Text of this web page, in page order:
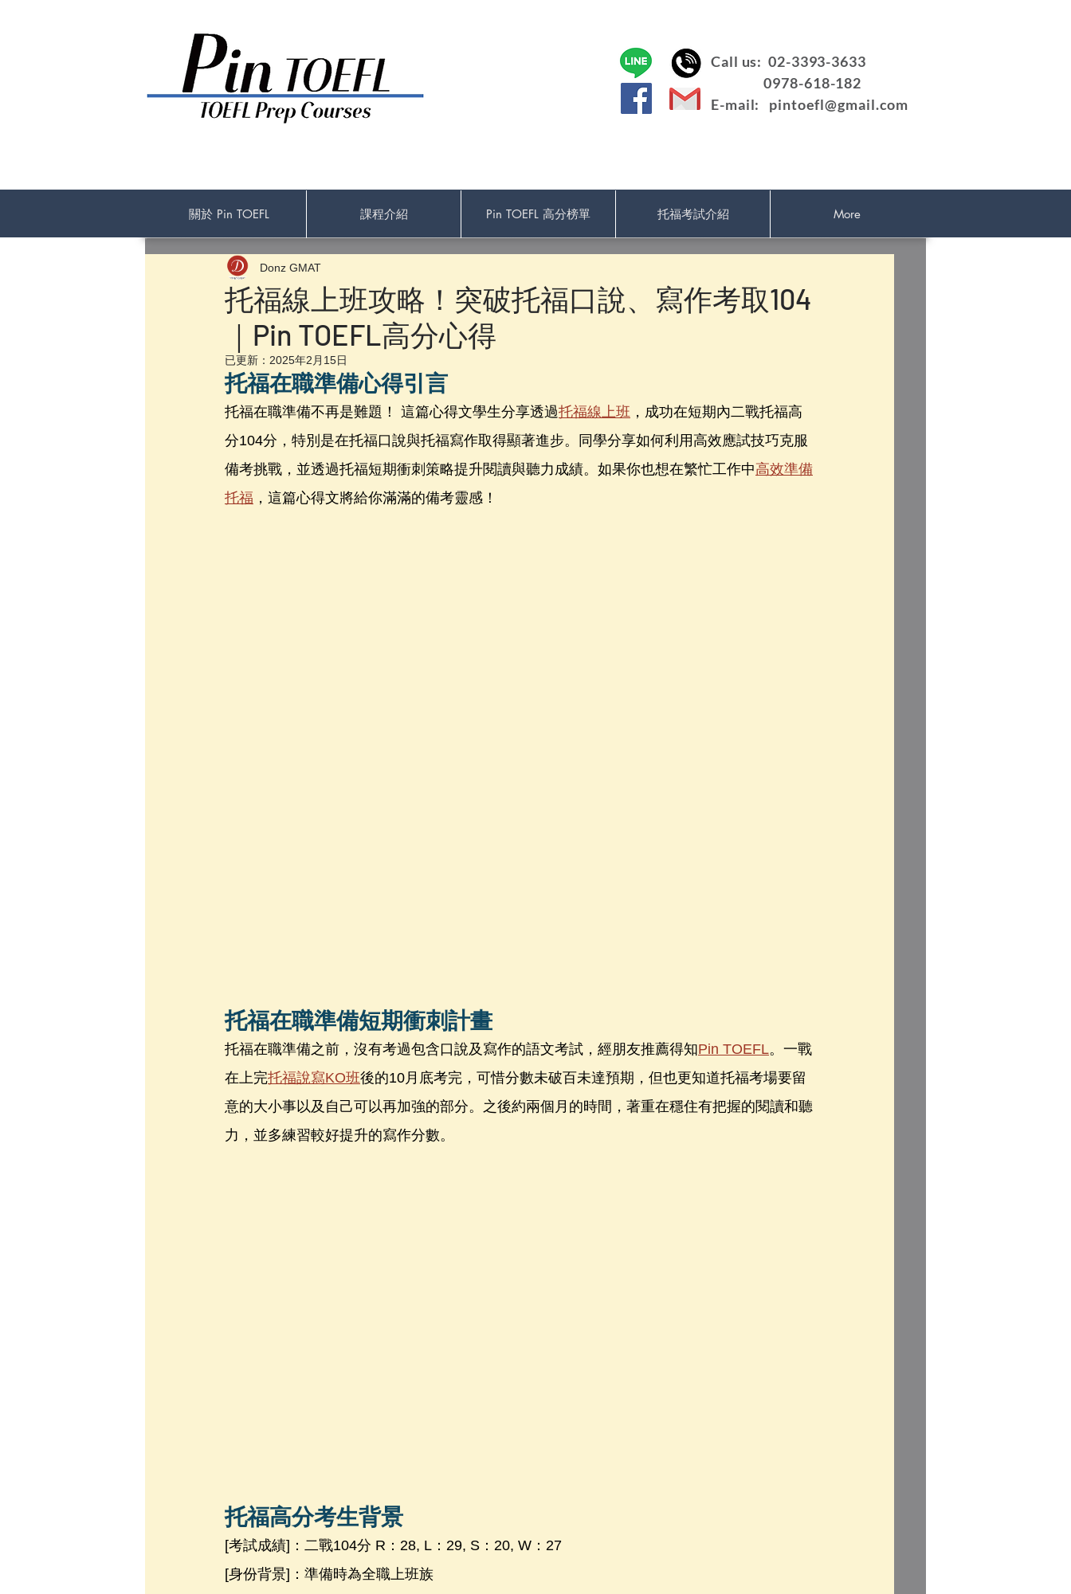
Call us: 02-3393-3633
0978-618-182
E-mail: pintoefl@gmail.com
關於 Pin TOEFL 課程介紹 Pin TOEFL 高分榜單 托福考試介紹 More
托福線上班攻略！突破托福口說、寫作考取104
｜Pin TOEFL高分心得
Donz GMAT
已更新： 2025年2月15日
托福在職準備心得引言
托福在職準備不再是難題！ 這篇心得文學生分享透過托福線上班 ，成功在短期內二戰托福高
分104分，特別是在托福口說與托福寫作取得顯著進步。同學分享如何利用高效應試技巧克服
備考挑戰，並透過托福短期衝刺策略提升閱讀與聽力成績。如果你也想在繁忙工作中高效準備
托福 ，這篇心得文將給你滿滿的備考靈感！
托福在職準備短期衝刺計畫
托福在職準備之前，沒有考過包含口說及寫作的語文考試，經朋友推薦得知Pin TOEFL。一戰
在上完托福說寫KO班後的10月底考完，可惜分數未破百未達預期，但也更知道托福考場要留
意的大小事以及自己可以再加強的部分。之後約兩個月的時間，著重在穩住有把握的閱讀和聽
力，並多練習較好提升的寫作分數。
托福高分考生背景
[考試成績]：二戰104分 R：28, L：29, S：20, W：27
[身份背景]：準備時為全職上班族